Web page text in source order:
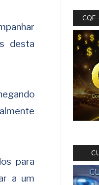
desta
para
a um
CQF